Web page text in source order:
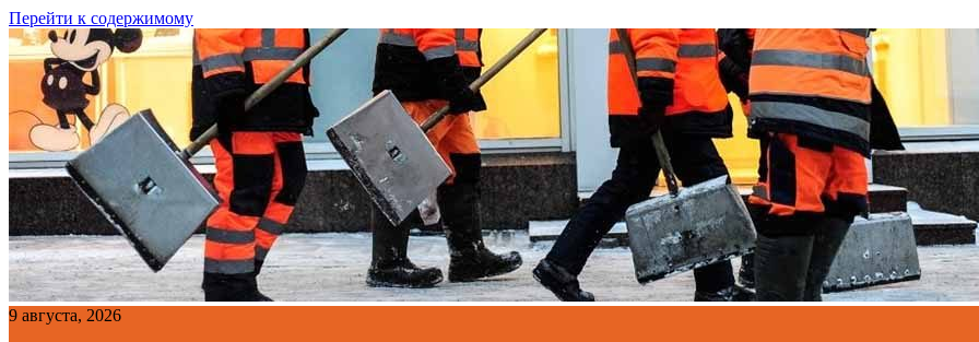
Перейти к содержимому
9 августа, 2026